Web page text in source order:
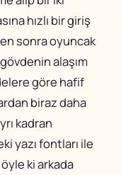
hızlı bir giriş
sonra oyuncak
alaşım
göre hafif
biraz daha
kadran
yazı fontları ile
ki arkada